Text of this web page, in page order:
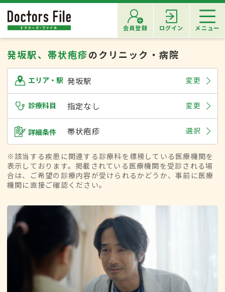
会員登録 ログイン メニュー
発坂駅、帯状疱疹のクリニック・病院
エリア・駅 発坂駅 変更
診療科目 指定なし 変更
詳細条件 帯状疱疹 選択
※該当する疾患に関連する診療科を標榜している医療機関を
表示しております。掲載されている医療機関を受診される場
合は、ご希望の診療内容が受けられるかどうか、事前に医療
機関に直接ご確認ください。